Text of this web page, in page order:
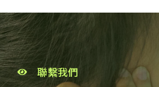
聯繫我們